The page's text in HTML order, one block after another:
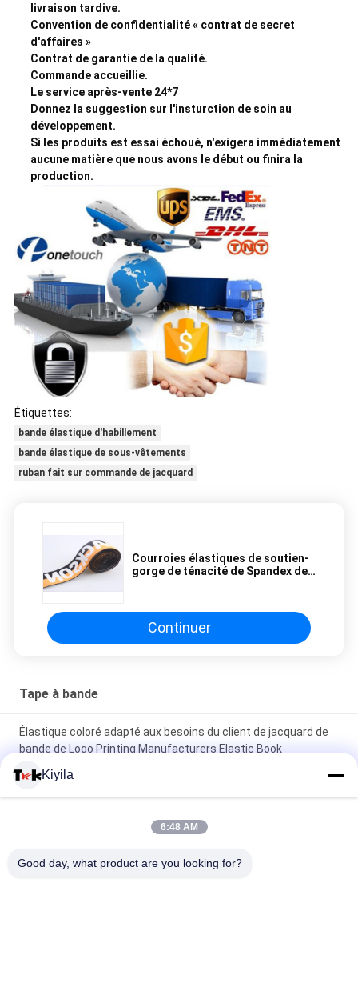
livraison tardive.
Convention de confidentialité « contrat de secret
d'affaires »
Contrat de garantie de la qualité.
Commande accueillie.
Le service après-vente 24*7
Donnez la suggestion sur l'insturction de soin au
développement.
Si les produits est essai échoué, n'exigera immédiatement
aucune matière que nous avons le début ou finira la
production.
Étiquettes:
bande élastique d'habillement
bande élastique de sous-vêtements
ruban fait sur commande de jacquard
Courroies élastiques de soutien-
gorge de ténacité de Spandex de
Continuer
Tape à bande
Élastique coloré adapté aux besoins du client de jacquard de
bande de Logo Printing Manufacturers Elastic Book
Copie d'écran faite sur commande de silicium de bande
élastique de jacquard de gymnase de yoga pour des sous-
vestes 1cm 2cm 3cm adaptés aux besoins du client
Kiyila
6:48 AM
Good day, what product are you looking for?